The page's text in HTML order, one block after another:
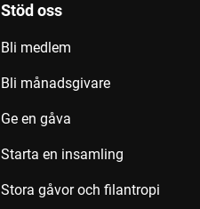
Stöd oss
Bli medlem
Bli månadsgivare
Ge en gåva
Starta en insamling
Stora gåvor och filantropi